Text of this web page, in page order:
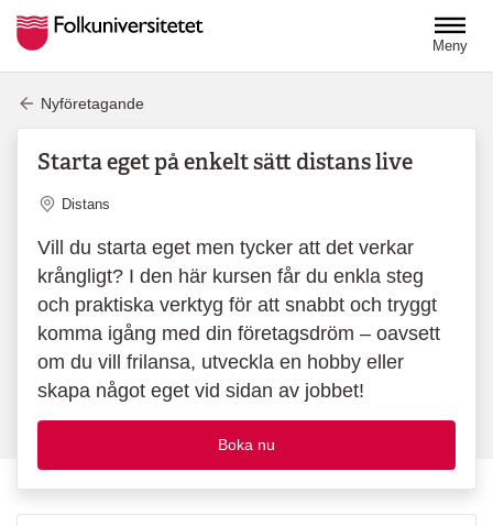
Meny
Nyföretagande
Starta eget på enkelt sätt distans live
Plats
Distans
Vill du starta eget men tycker att det verkar
krångligt? I den här kursen får du enkla steg
och praktiska verktyg för att snabbt och tryggt
komma igång med din företagsdröm – oavsett
om du vill frilansa, utveckla en hobby eller
skapa något eget vid sidan av jobbet!
Boka nu